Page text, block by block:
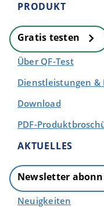
PRODUKT
Gratis testen
Über QF-Test
Dienstleistungen &
Download
PDF-
AKTUELLES
Newsletter
Neuigkeiten